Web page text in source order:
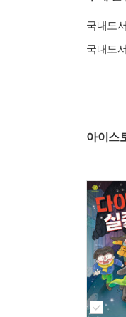
국내도
국내도
아이스